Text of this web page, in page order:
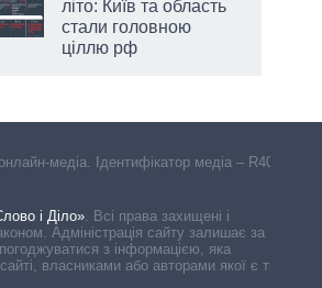
літо: Київ та область
стали головною
ціллю рф
медіа. Ідентифікатор медіа – R40-
і Діло». Всі права захищені і
Адміністрація сайту залишає за
з інформацією, яка
власниками або авторами якої є треті